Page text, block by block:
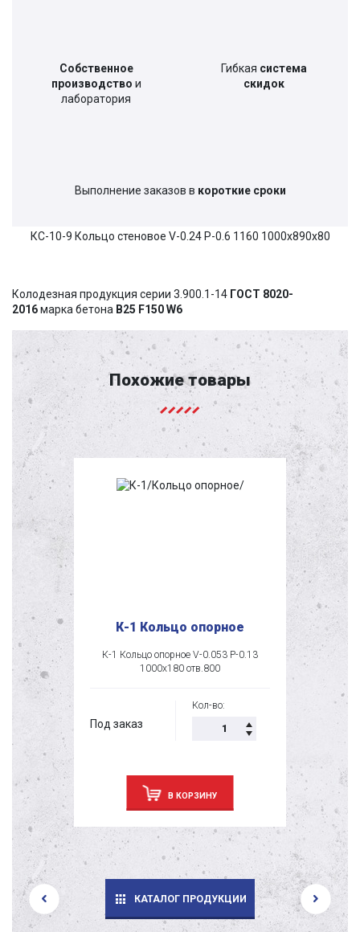
Собственное
производство и
лаборатория
Гибкая система
скидок
Выполнение заказов в короткие сроки
КС-10-9 Кольцо стеновое V-0.24 P-0.6 1160 1000х890х80
Колодезная продукция серии 3.900.1-14 ГОСТ 8020-
2016марка бетона В25 F150 W6
Похожие товары
К-1 Кольцо опорное
К-1 Кольцо опорное V-0.053 P-0.13
1000х180 отв.800
Под заказ
Кол-во:
В КОРЗИНУ
КАТАЛОГ ПРОДУКЦИИ